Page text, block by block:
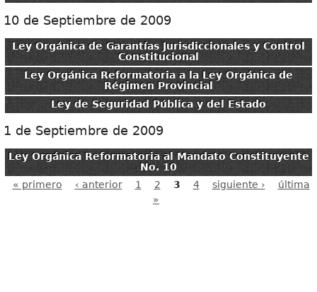
10 de Septiembre de 2009
Ley Orgánica de Garantías Jurisdiccionales y Control
Constitucional
Ley Orgánica Reformatoria a la Ley Orgánica de
Régimen Provincial
Ley de Seguridad Pública y del Estado
1 de Septiembre de 2009
Ley Orgánica Reformatoria al Mandato Constituyente
No. 10
Páginas
« primero ‹ anterior 1 2 3 4 siguiente ›
última
»